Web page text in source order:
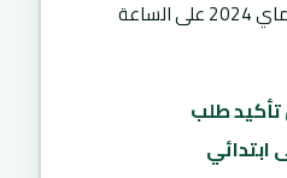
ابتدائي يوم الجمعة 31 ماي 2024 على الساعة
طلب
ابتدائي